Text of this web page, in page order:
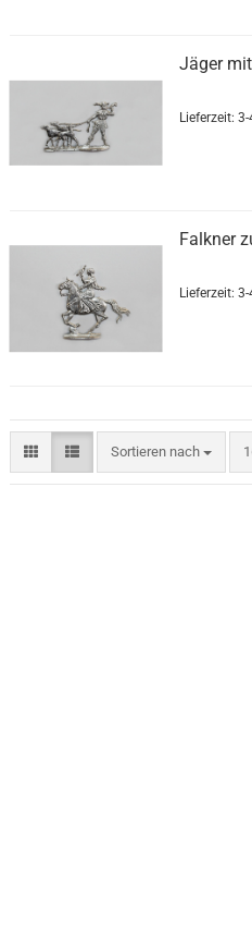
Jäger
Lieferzeit: 3-
Falkner
Lieferzeit: 3-
Sortieren nach